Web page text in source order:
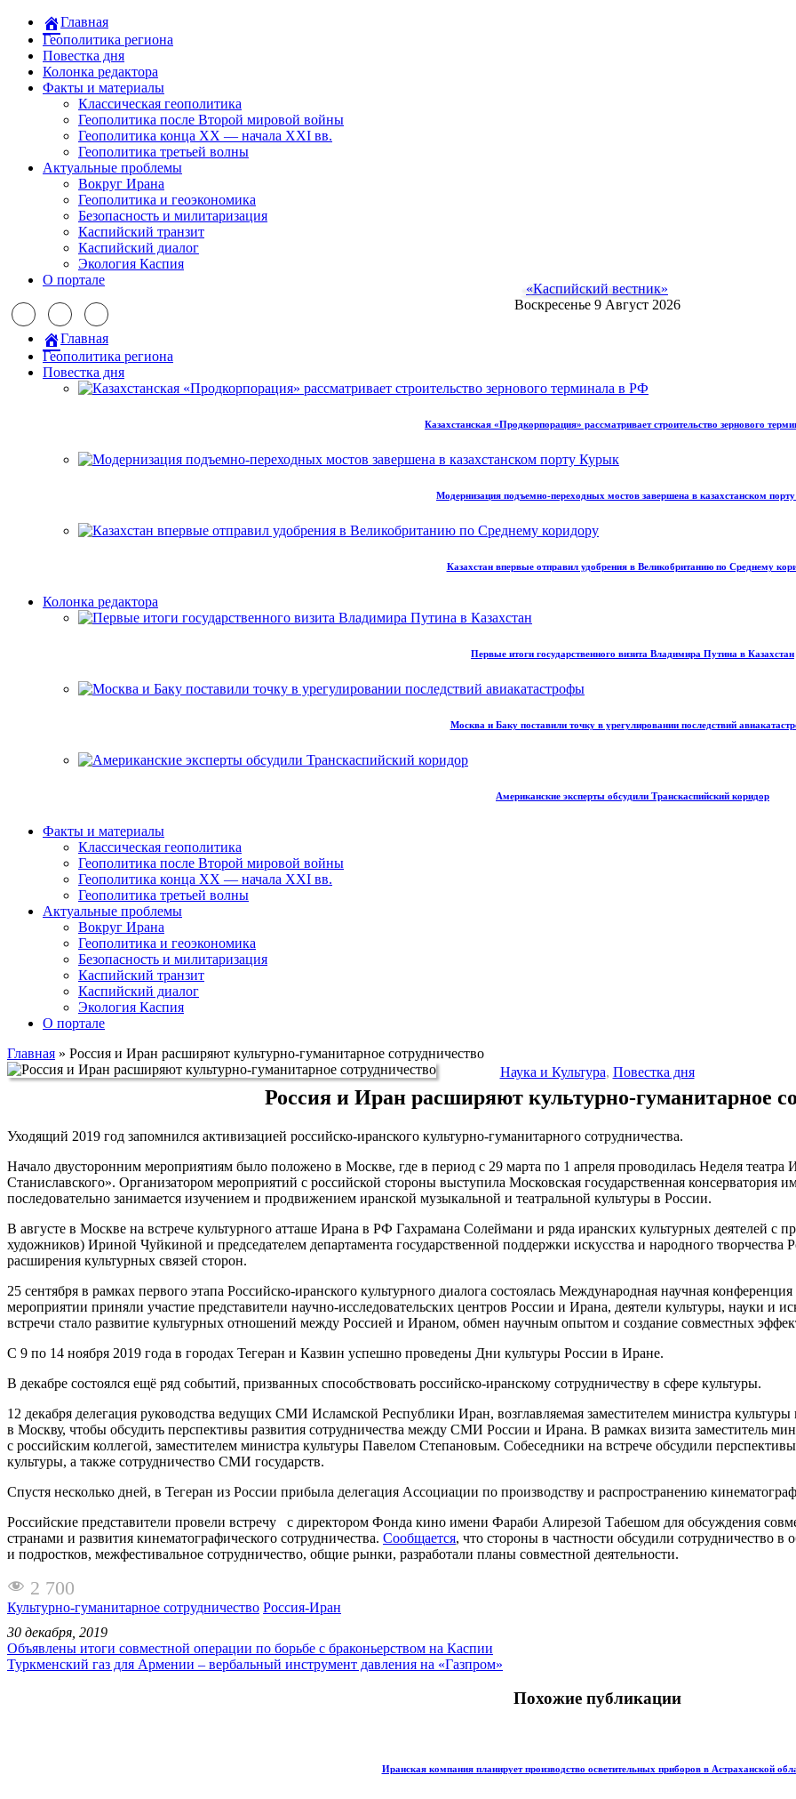
Главная
Геополитика региона
Повестка дня
Колонка редактора
Факты и материалы
Классическая геополитика
Геополитика после Второй мировой войны
Геополитика конца XX — начала XXI вв.
Геополитика третьей волны
Актуальные проблемы
Вокруг Ирана
Геополитика и геоэкономика
Безопасность и милитаризация
Каспийский транзит
Каспийский диалог
Экология Каспия
О портале
«Каспийский вестник»
Воскресенье 9 Август 2026
Главная
Геополитика региона
Повестка дня
Казахстанская «Продкорпорация» рассматривает строительство зернового
Модернизация подъемно-переходных мостов завершена в казахстанском
Казахстан впервые отправил удобрения в Великобританию по Среднему
Колонка редактора
Первые итоги государственного визита Владимира Путина в Казахстан
Москва и Баку поставили точку в урегулировании последствий
Американские эксперты обсудили Транскаспийский коридор
Факты и материалы
Классическая геополитика
Геополитика после Второй мировой войны
Геополитика конца XX — начала XXI вв.
Геополитика третьей волны
Актуальные проблемы
Вокруг Ирана
Геополитика и геоэкономика
Безопасность и милитаризация
Каспийский транзит
Каспийский диалог
Экология Каспия
О портале
Главная » Россия и Иран расширяют культурно-гуманитарное сотрудничество
Наука и Культура, Повестка дня
Россия и Иран расширяют культурно-гуманитарное
Уходящий 2019 год запомнился активизацией российско-иранского культурно-гуманитарного сотрудничества.
Начало двусторонним мероприятиям было положено в Москве, где в период с 29 марта по 1 апреля проводилась Неделя
Станиславского». Организатором мероприятий с российской стороны выступила Московская государственная консерватория
последовательно занимается изучением и продвижением иранской музыкальной и театральной культуры в России.
В августе в Москве на встрече культурного атташе Ирана в РФ Гахрамана Солеймани и ряда иранских культурных деятелей
художников) Ириной Чуйкиной и председателем департамента государственной поддержки искусства и народного
расширения культурных связей сторон.
25 сентября в рамках первого этапа Российско-иранского культурного диалога состоялась Международная научная
мероприятии приняли участие представители научно-исследовательских центров России и Ирана, деятели культуры, науки и
встречи стало развитие культурных отношений между Россией и Ираном, обмен научным опытом и создание совместных
С 9 по 14 ноября 2019 года в городах Тегеран и Казвин успешно проведены Дни культуры России в Иране.
В декабре состоялся ещё ряд событий, призванных способствовать российско-иранскому сотрудничеству в сфере культуры.
12 декабря делегация руководства ведущих СМИ Исламской Республики Иран, возглавляемая заместителем министра
в Москву, чтобы обсудить перспективы развития сотрудничества между СМИ России и Ирана. В рамках визита заместитель
с российским коллегой, заместителем министра культуры Павелом Степановым. Собеседники на встрече обсудили
культуры, а также сотрудничество СМИ государств.
Спустя несколько дней, в Тегеран из России прибыла делегация Ассоциации по производству и распространению
Российские представители провели встречу с директором Фонда кино имени Фараби Алирезой Табешом для обсуждения
странами и развития кинематографического сотрудничества. Сообщается, что стороны в частности обсудили сотрудничество в
и подростков, межфестивальное сотрудничество, общие рынки, разработали планы совместной деятельности.
2 700
Культурно-гуманитарное сотрудничество Россия-Иран
30 декабря, 2019
Объявлены итоги совместной операции по борьбе с браконьерством на Каспии
Туркменский газ для Армении – вербальный инструмент давления на «Газпром»
Похожие публикации
Иранская компания планирует производство осветительных приборов в Астраханской